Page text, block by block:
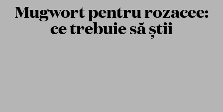
Mugwort pentru rozacee:
ce trebuie să știi